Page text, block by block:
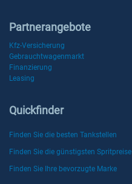
Partnerangebote
Kfz-Versicherung
Gebrauchtwagenmarkt
Finanzierung
Leasing
Quickfinder
Finden Sie die besten Tankstellen
Finden Sie die günstigsten Spritpreise
Finden Sie Ihre bevorzugte Marke